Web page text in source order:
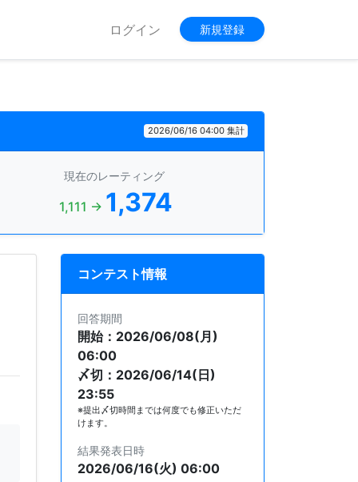
ログイン 新規登録
2026/06/16 04:00 集計
現在のレーティング
1,111 → 1,374
コンテスト情報
回答期間
開始：2026/06/08(月)
06:00
〆切：2026/06/14(日)
23:55
※提出〆切時間までは何度でも修正いただ
けます。
結果発表日時
2026/06/16(火) 06:00